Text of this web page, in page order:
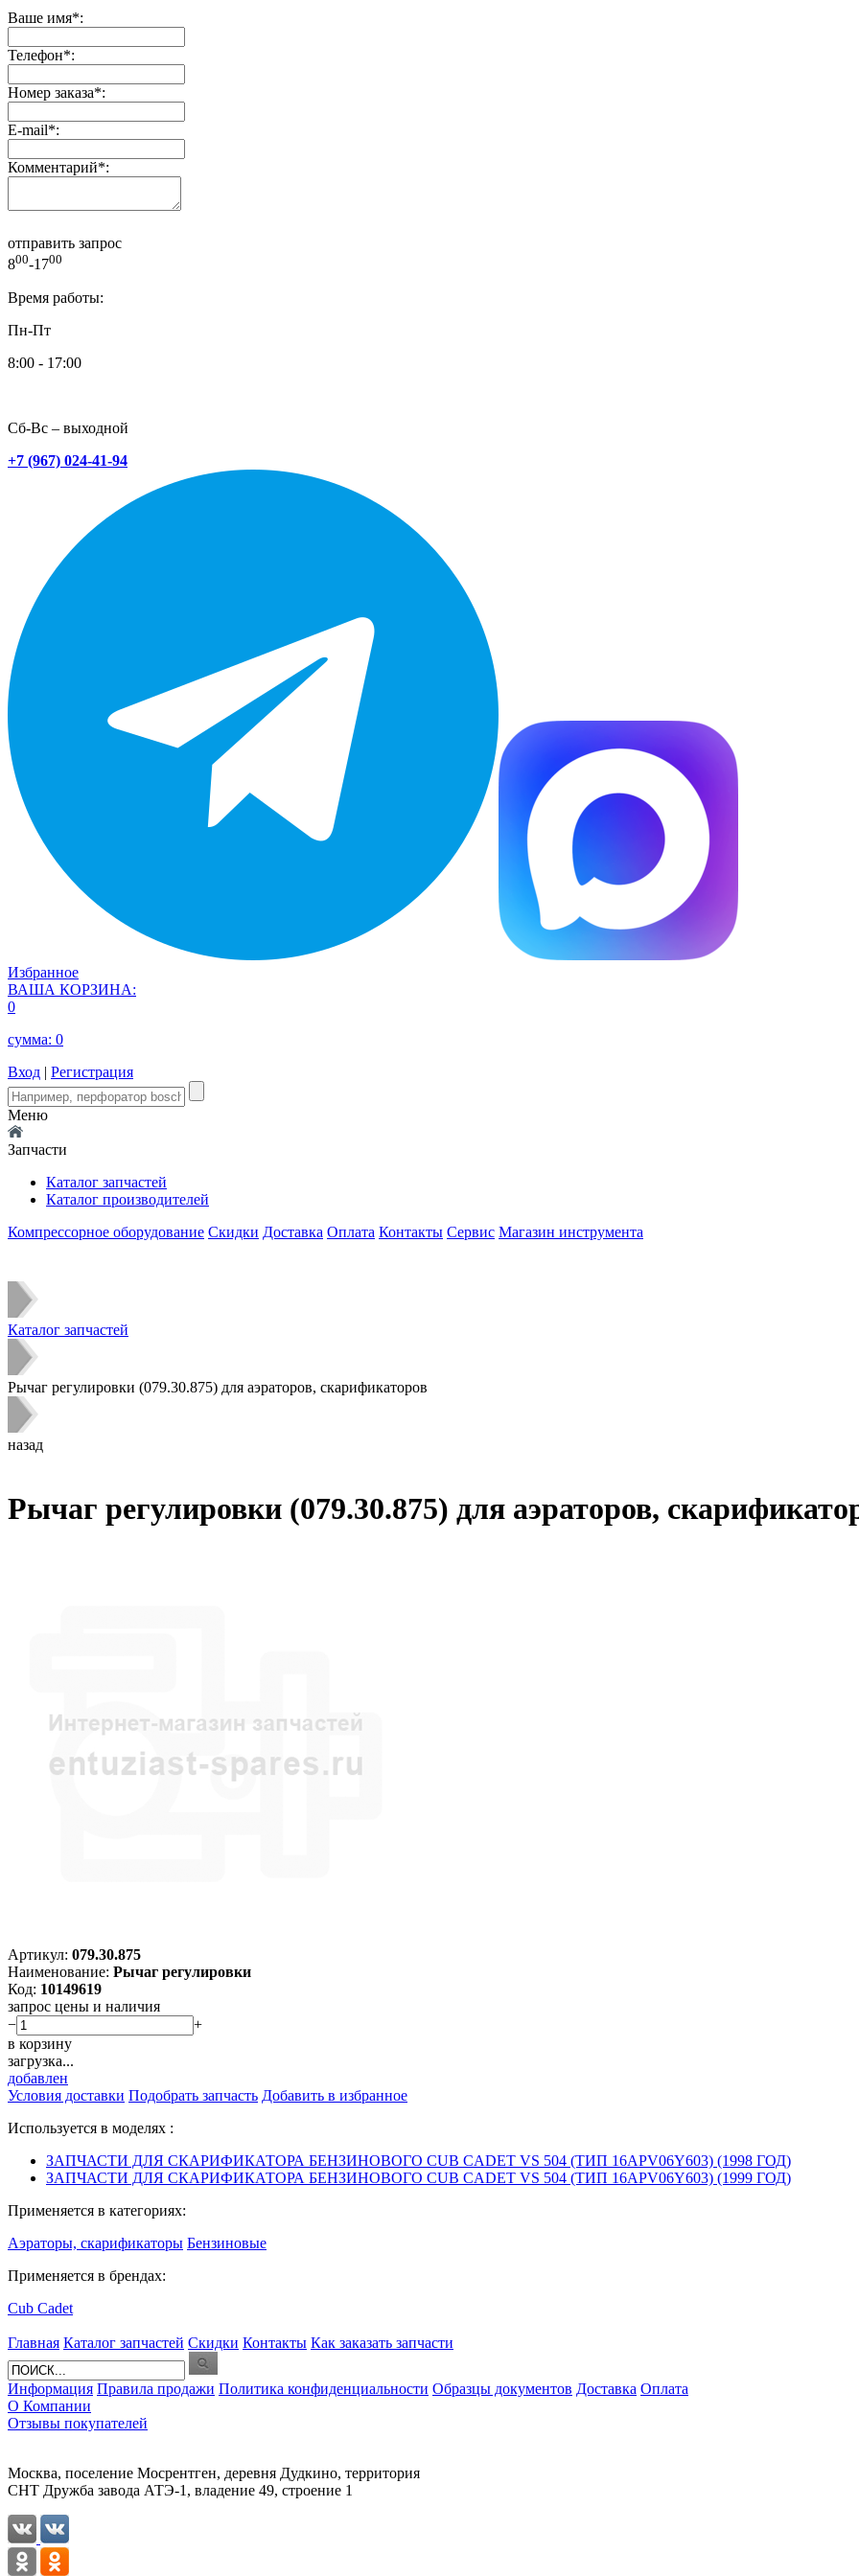
Ваше имя*:
Телефон*:
Номер заказа*:
E-mail*:
Комментарий*:
отправить запрос
800-1700
Время работы:
Пн-Пт
8:00 - 17:00
Сб-Вс – выходной
+7 (967) 024-41-94
Избранное
ВАША КОРЗИНА:
0
сумма: 0
Вход | Регистрация
Меню
Запчасти
Каталог запчастей
Каталог производителей
Компрессорное оборудование Скидки Доставка Оплата Контакты Сервис Магазин инструмента
Каталог запчастей
Рычаг регулировки (079.30.875) для аэраторов, скарификаторов
назад
Рычаг регулировки (079.30.875) для аэраторов,
Артикул: 079.30.875
Наименование: Рычаг регулировки
Код: 10149619
запрос цены и наличия
−
+
в корзину
загрузка...
добавлен
Условия доставки Подобрать запчасть Добавить в избранное
Используется в моделях :
ЗАПЧАСТИ ДЛЯ СКАРИФИКАТОРА БЕНЗИНОВОГО CUB CADET VS 504 (ТИП 16APV06Y603) (1998 ГОД)
ЗАПЧАСТИ ДЛЯ СКАРИФИКАТОРА БЕНЗИНОВОГО CUB CADET VS 504 (ТИП 16APV06Y603) (1999 ГОД)
Применяется в категориях:
Аэраторы, скарификаторы Бензиновые
Применяется в брендах:
Cub Cadet
Главная Каталог запчастей Скидки Контакты Как заказать запчасти
Информация Правила продажи Политика конфиденциальности Образцы документов Доставка Оплата
О Компании
Отзывы покупателей
Москва, поселение Мосрентген, деревня Дудкино, территория
СНТ Дружба завода АТЭ-1, владение 49, строение 1